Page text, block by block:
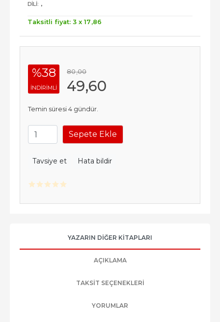
DILI: ,
Taksitli fiyat: 3 x 17 ,86
%38
INDIRIMLI
80,00
49,60
Temin süresi 4 gündür.
Sepete Ekle
Tavsiye et Hata bildir
YAZARIN DIĞER KITAPLARI
AÇIKLAMA
TAKSIT SEÇENEKLERI
YORUMLAR